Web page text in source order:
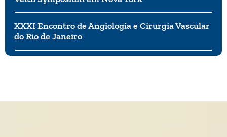
XXXI Encontro de Angiologia e Cirurgia Vascular
do Rio de Janeiro